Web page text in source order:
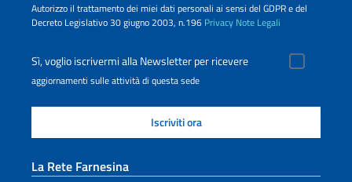
Autorizzo il trattamento dei miei dati personali ai sensi del GDPR e del
Decreto Legislativo 30 giugno 2003, n.196 Privacy Note Legali
Sì, voglio iscrivermi alla Newsletter per ricevere
aggiornamenti sulle attività di questa sede
La Rete Farnesina